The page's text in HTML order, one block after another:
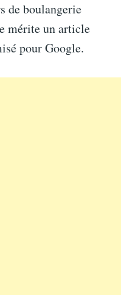
de boulangerie
mérite un article
pour Google.